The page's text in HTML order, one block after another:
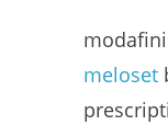
meloset